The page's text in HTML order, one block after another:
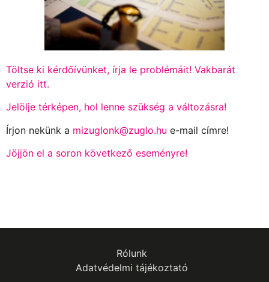
Töltse ki kérdőívünket, írja le problémáit! Vakbarát
verzió itt.
Jelölje térképen, hol lenne szükség a változásra!
Írjon nekünk a mizuglonk@zuglo.hu e-mail címre!
Jöjjön el a soron következő eseményre!
Rólunk
Adatvédelmi tájékoztató